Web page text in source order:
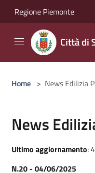
Regione Piemonte
Città di
Home > News Edilizia
News
Ultimo aggiornamento:
N.20 - 04/06/2025